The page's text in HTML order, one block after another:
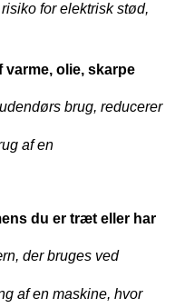
for elektrisk stød,
olie, skarpe
brug, reducerer
af en
du er træt eller har
der bruges ved
af en maskine, hvor